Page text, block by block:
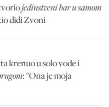
jedinstveni bar u samom
didi Zvoni
krenuo u solo vode i
: "Ona je moja